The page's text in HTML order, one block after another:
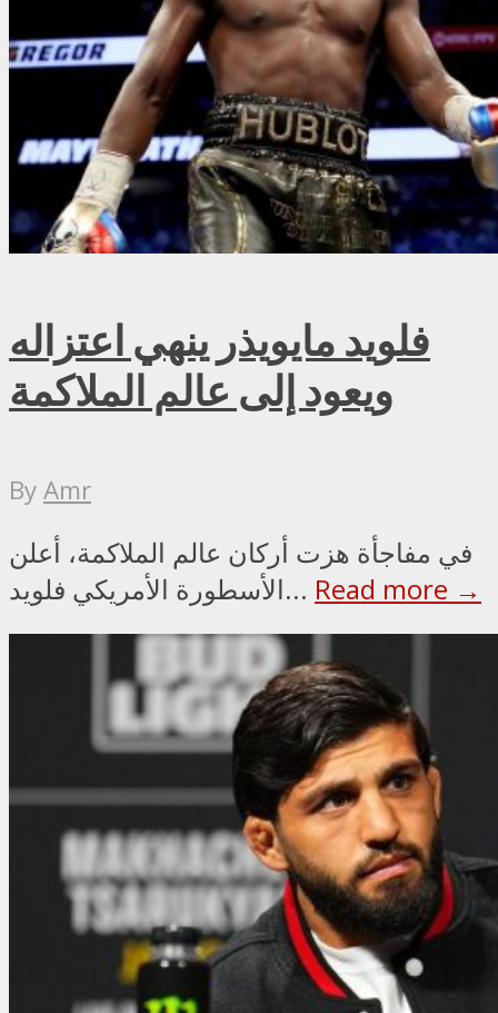
فلويد مايويذر ينهي اعتزاله
ويعود إلى عالم الملاكمة
ByAmr
في مفاجأة هزت أركان عالم الملاكمة، أعلن
الأسطورة الأمريكي فلويد... Read more →